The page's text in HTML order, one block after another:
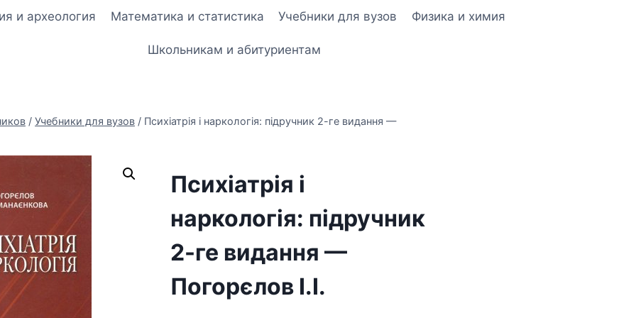
и археология Математика и статистика Учебники для вузов Физика и химия
Школьникам и абитуриентам
/ Учебники для вузов / Психіатрія і наркологія: підручник 2-ге видання —
Психіатрія і
наркологія: підручник
2-ге видання —
Погорєлов І.І.